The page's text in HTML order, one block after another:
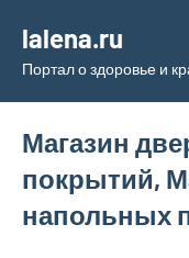
содержимому
lalena.ru
Портал о здоровье и
Магазин
покрытий,
напольных